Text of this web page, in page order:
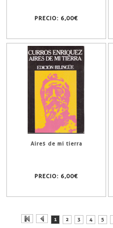
PRECIO: 6,00€
Aires de mi tierra
PRECIO: 6,00€
1 2 3 4 5